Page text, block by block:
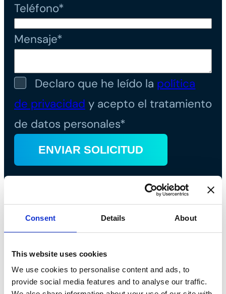
Consent Details About
This website uses cookies
We use cookies to personalise content and ads, to
provide social media features and to analyse our traffic.
Teléfono*
Mensaje*
Declaro que he leído la política
de privacidad y acepto el tratamiento
de datos personales*